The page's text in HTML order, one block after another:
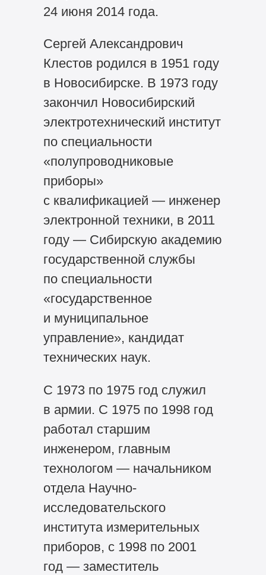
24 июня 2014 года.
Сергей Александрович
Клестов родился в 1951 году
в Новосибирске. В 1973 году
закончил Новосибирский
электротехнический институт
по специальности
«полупроводниковые
приборы»
с квалификацией — инженер
электронной техники, в 2011
году — Сибирскую академию
государственной службы
по специальности
«государственное
и муниципальное
управление», кандидат
технических наук.
С 1973 по 1975 год служил
в армии. С 1975 по 1998 год
работал старшим
инженером, главным
технологом — начальником
отдела Научно-
исследовательского
института измерительных
приборов, с 1998 по 2001
год — заместитель